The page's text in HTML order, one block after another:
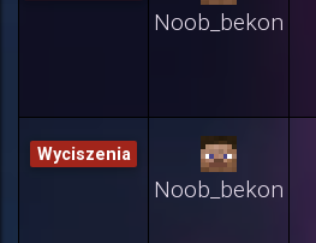
Noob_bekon
Wyciszenia
Noob_bekon